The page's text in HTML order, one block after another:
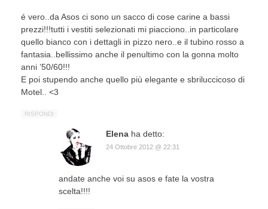
é vero..da Asos ci sono un sacco di cose carine a bassi
prezzi!!!tutti i vestiti selezionati mi piacciono..in particolare
quello bianco con i dettagli in pizzo nero..e il tubino rosso a
fantasia..bellissimo anche il penultimo con la gonna molto
anni ’50/60!!!
E poi stupendo anche quello più elegante e sbriluccicoso di
Motel.. <3
RISPONDI
Elena ha detto:
24 Ottobre 2012 @ 22:31
andate anche voi su asos e fate la vostra
scelta!!!!